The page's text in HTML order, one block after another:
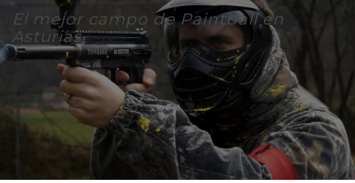
El mejor campo de Paintball en
Asturias